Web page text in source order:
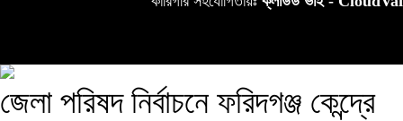
জেলা পরিষদ নির্বাচনে ফরিদগঞ্জ কেন্দ্রে